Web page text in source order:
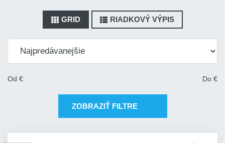
GRID RIADKOVÝ VÝPIS
Od € Do €
ZOBRAZIŤ FILTRE